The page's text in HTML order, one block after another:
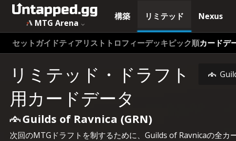
MTG Arena
構築 リミテッド Nexus
セットガイドティアリスト トロフィーデッキピック順カードデ
リミテッド・ドラフト
用カードデータ
Guilds of Ravnica (GRN)
次回のMTGドラフトを制するために、Guilds of Ravnicaの全カ